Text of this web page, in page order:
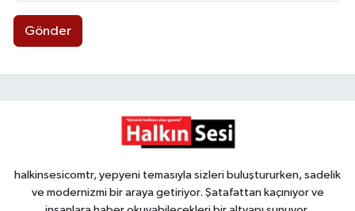
Gönder
halkinsesicomtr, yepyeni temasıyla sizleri buluştururken, sadelik
ve modernizmi bir araya getiriyor. Şatafattan kaçınıyor ve